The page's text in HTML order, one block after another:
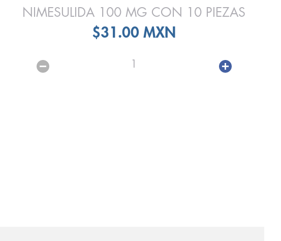
NIMESULIDA 100 MG CON 10 PIEZAS
$31.00 MXN
1